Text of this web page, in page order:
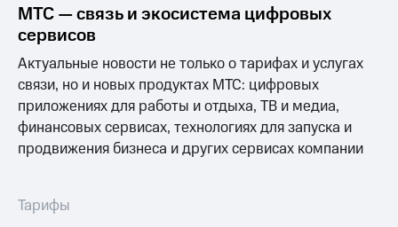
МТС — связь и экосистема цифровых
сервисов
Актуальные новости не только о тарифах и услугах
связи, но и новых продуктах МТС: цифровых
приложениях для работы и отдыха, ТВ и медиа,
финансовых сервисах, технологиях для запуска и
продвижения бизнеса и других сервисах компании
Тарифы